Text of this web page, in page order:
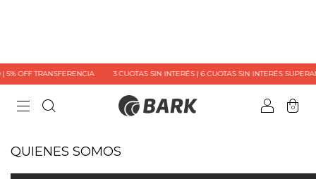
OFF TRANSFERENCIA 3 CUOTAS SIN INTERÉS | 6 CUOTAS SIN INTERÉS
0
QUIENES SOMOS